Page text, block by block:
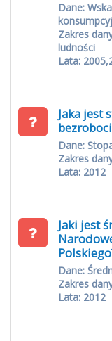
Dane:
Zakres
ludności
Lata:
Jaka jest
Dane:
Zakres
Lata: 2012
Jaki jest
Dane:
Zakres
Lata: 2012